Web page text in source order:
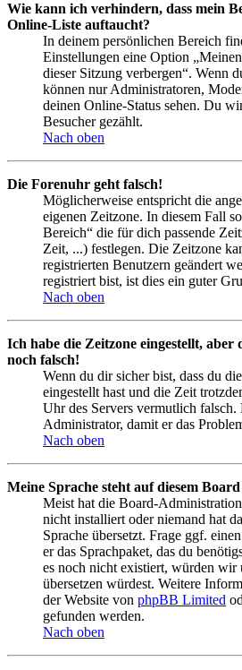
Wie kann ich verhindern, dass mein
Online-Liste auftaucht?
In deinem persönlichen Bereich
Einstellungen eine Option
dieser Sitzung verbergen“. Wenn
können nur Administratoren,
deinen Online-Status sehen. Du
Besucher gezählt.
Nach oben
Die Forenuhr geht falsch!
Möglicherweise entspricht die
eigenen Zeitzone. In diesem Fall
Bereich“ die für dich passende
Zeit, ...) festlegen. Die Zeitzone
registrierten Benutzern geändert
registriert bist, ist dies ein guter
Nach oben
Ich habe die Zeitzone eingestellt,
noch falsch!
Wenn du dir sicher bist, dass du
eingestellt hast und die Zeit
Uhr des Servers vermutlich falsch.
Administrator, damit er das
Nach oben
Meine Sprache steht auf diesem
Meist hat die Board-
nicht installiert oder niemand hat
Sprache übersetzt. Frage ggf.
er das Sprachpaket, das du
es noch nicht existiert, würden wir
übersetzen würdest. Weitere
der Website von phpBB Limited
gefunden werden.
Nach oben